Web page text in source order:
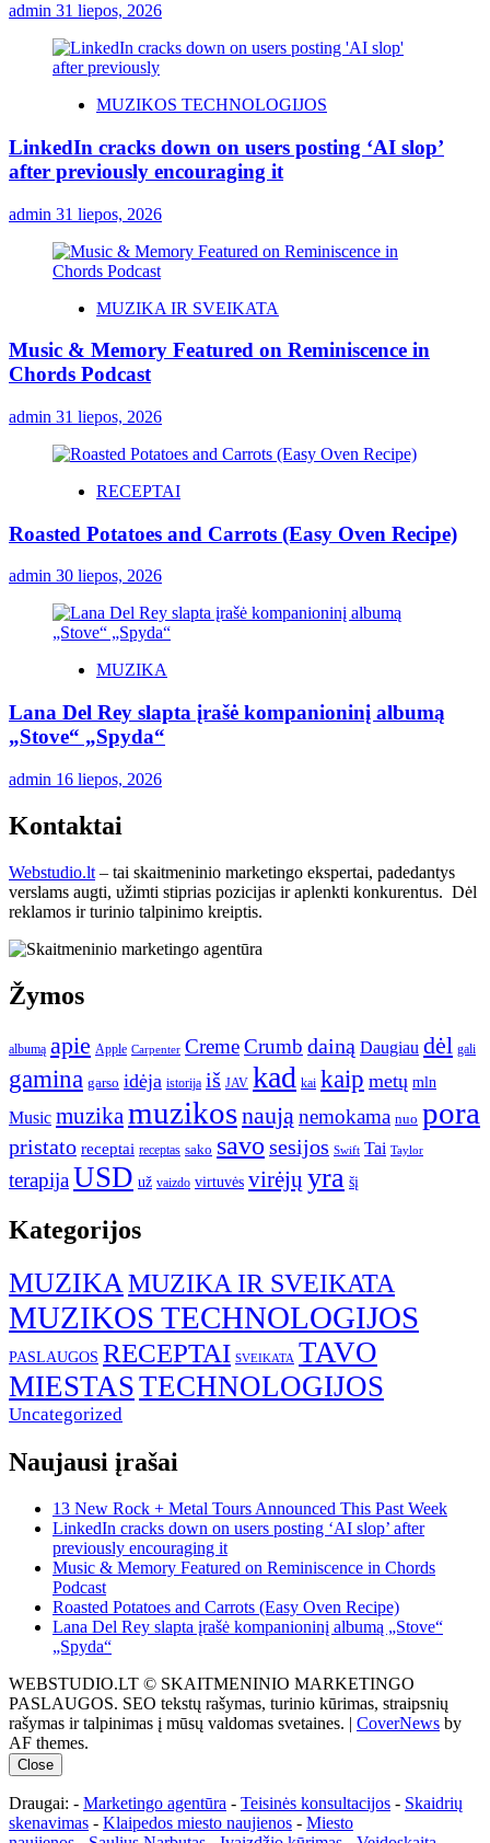
admin 31 liepos, 2026
MUZIKOS TECHNOLOGIJOS
LinkedIn cracks down on users posting ‘AI slop’
after previously encouraging it
admin 31 liepos, 2026
MUZIKA IR SVEIKATA
Music & Memory Featured on Reminiscence in
Chords Podcast
admin 31 liepos, 2026
RECEPTAI
Roasted Potatoes and Carrots (Easy Oven Recipe)
admin 30 liepos, 2026
MUZIKA
Lana Del Rey slapta įrašė kompanioninį albumą
„Stove“ „Spyda“
admin 16 liepos, 2026
Kontaktai
Webstudio.lt – tai skaitmeninio marketingo ekspertai, padedantys
verslams augti, užimti stiprias pozicijas ir aplenkti konkurentus. Dėl
reklamos ir turinio talpinimo kreiptis.
Žymos
albumą apie Apple Carpenter CremeCrumb dainą Daugiau dėl gali
gamina garso idėja istorija iš JAV kad kai kaip metų mln
Music muzika muzikosnaują nemokama nuo pora
pristato receptai receptas sako savo sesijos Swift Tai Taylor
terapijaUSD už vaizdo virtuvės virėjų yra šį
Kategorijos
MUZIKAMUZIKA IR SVEIKATA
MUZIKOS TECHNOLOGIJOS
PASLAUGOS RECEPTAI SVEIKATA TAVO
MIESTASTECHNOLOGIJOS
Uncategorized
Naujausi įrašai
13 New Rock + Metal Tours Announced This Past Week
LinkedIn cracks down on users posting ‘AI slop’ after
previously encouraging it
Music & Memory Featured on Reminiscence in Chords
Podcast
Roasted Potatoes and Carrots (Easy Oven Recipe)
Lana Del Rey slapta įrašė kompanioninį albumą „Stove“
„Spyda“
WEBSTUDIO.LT © SKAITMENINIO MARKETINGO
PASLAUGOS. SEO tekstų rašymas, turinio kūrimas, straipsnių
rašymas ir talpinimas į mūsų valdomas svetaines. | CoverNews by
AF themes.
Close
Draugai: - Marketingo agentūra - Teisinės konsultacijos - Skaidrių
skenavimas - Klaipedos miesto naujienos - Miesto